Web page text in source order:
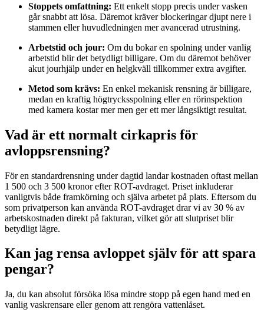
Stoppets omfattning: Ett enkelt stopp precis under vasken
går snabbt att lösa. Däremot kräver blockeringar djupt nere i
stammen eller huvudledningen mer avancerad utrustning.
Arbetstid och jour: Om du bokar en spolning under vanlig
arbetstid blir det betydligt billigare. Om du däremot behöver
akut jourhjälp under en helgkväll tillkommer extra avgifter.
Metod som krävs: En enkel mekanisk rensning är billigare,
medan en kraftig högtrycksspolning eller en rörinspektion
med kamera kostar mer men ger ett mer långsiktigt resultat.
Vad är ett normalt cirkapris för
avloppsrensning?
För en standardrensning under dagtid landar kostnaden oftast mellan
1 500 och 3 500 kronor efter ROT-avdraget. Priset inkluderar
vanligtvis både framkörning och själva arbetet på plats. Eftersom du
som privatperson kan använda ROT-avdraget drar vi av 30 % av
arbetskostnaden direkt på fakturan, vilket gör att slutpriset blir
betydligt lägre.
Kan jag rensa avloppet själv för att spara
pengar?
Ja, du kan absolut försöka lösa mindre stopp på egen hand med en
vanlig vaskrensare eller genom att rengöra vattenlåset.